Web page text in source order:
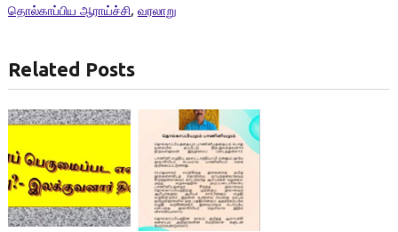
தொல்காப்பிய ஆராய்ச்சி, வரலாறு
Related Posts